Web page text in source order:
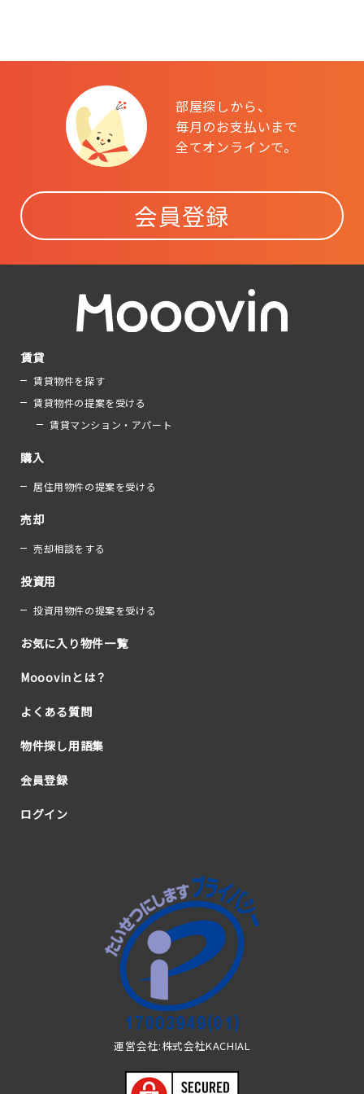
部屋探しから、
毎月のお支払いまで
全てオンラインで。
会員登録
賃貸
賃貸物件を探す
賃貸物件の提案を受ける
賃貸マンション・アパート
購入
居住用物件の提案を受ける
売却
売却相談をする
投資用
投資用物件の提案を受ける
お気に入り物件一覧
Mooovinとは？
よくある質問
物件探し用語集
会員登録
ログイン
運営会社:株式会社KACHIAL